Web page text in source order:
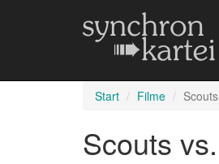
Start Filme
Scouts